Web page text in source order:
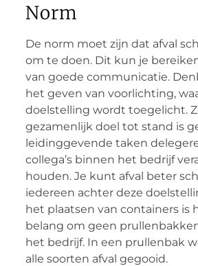
Norm
De norm moet zijn dat afval
om te doen. Dit kun je
van goede communicatie.
het geven van voorlichting,
doelstelling wordt toegelicht.
gezamenlijk doel tot stand is
leidinggevende taken
collega’s binnen het bedrijf
houden. Je kunt afval beter
iedereen achter deze
het plaatsen van containers is
belang om geen
het bedrijf. In een prullenbak
alle soorten afval gegooid.